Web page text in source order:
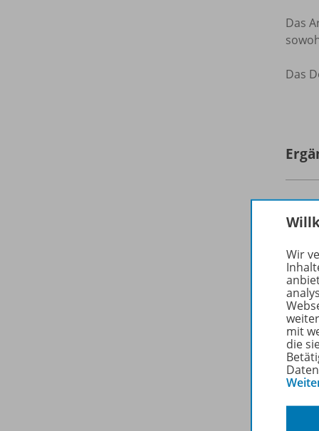
Das
Das
Wir
mit
die